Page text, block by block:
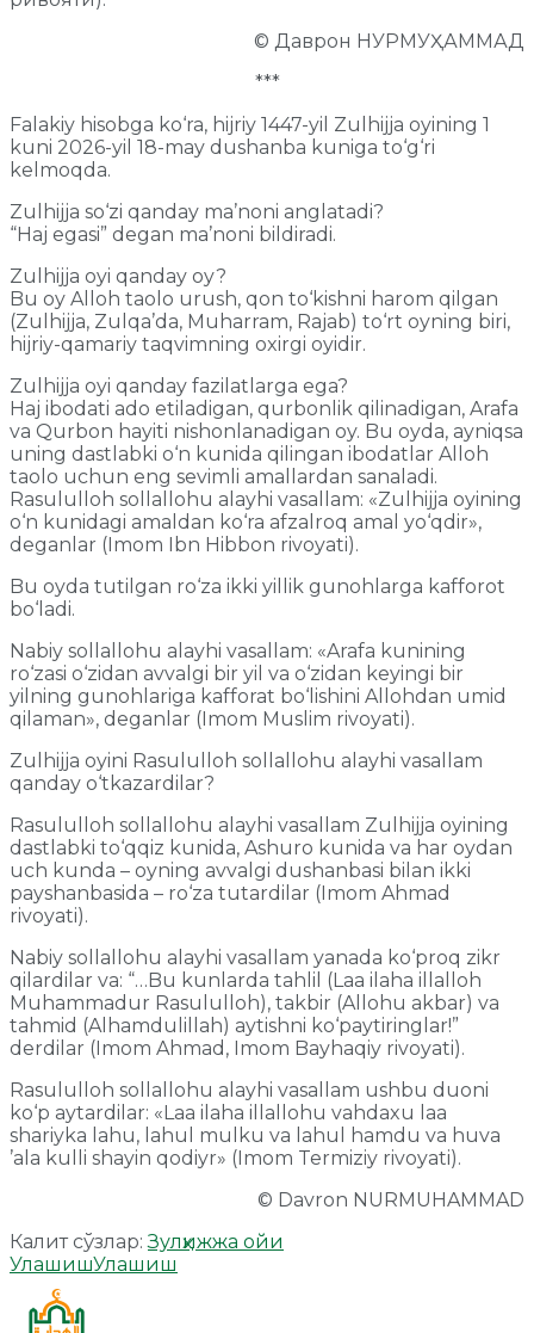
© Даврон НУРМУҲАММАД
***
Falakiy hisobga ko‘ra, hijriy 1447-yil Zulhijja oyining 1
kuni 2026-yil 18-may dushanba kuniga to‘g‘ri
kelmoqda.
Zulhijja so‘zi qanday ma’noni anglatadi?
“Haj egasi” degan ma’noni bildiradi.
Zulhijja oyi qanday oy?
Bu oy Alloh taolo urush, qon to‘kishni harom qilgan
(Zulhijja, Zulqa’da, Muharram, Rajab) to‘rt oyning biri,
hijriy-qamariy taqvimning oxirgi oyidir.
Zulhijja oyi qanday fazilatlarga ega?
Haj ibodati ado etiladigan, qurbonlik qilinadigan, Arafa
va Qurbon hayiti nishonlanadigan oy. Bu oyda, ayniqsa
uning dastlabki o‘n kunida qilingan ibodatlar Alloh
taolo uchun eng sevimli amallardan sanaladi.
Rasululloh sollallohu alayhi vasallam: «Zulhijja oyining
o‘n kunidagi amaldan ko‘ra afzalroq amal yo‘qdir»,
deganlar (Imom Ibn Hibbon rivoyati).
Bu oyda tutilgan ro‘za ikki yillik gunohlarga kafforot
bo‘ladi.
Nabiy sollallohu alayhi vasallam: «Arafa kunining
ro‘zasi o‘zidan avvalgi bir yil va o‘zidan keyingi bir
yilning gunohlariga kafforat bo‘lishini Allohdan umid
qilaman», deganlar (Imom Muslim rivoyati).
Zulhijja oyini Rasululloh sollallohu alayhi vasallam
qanday o‘tkazardilar?
Rasululloh sollallohu alayhi vasallam Zulhijja oyining
dastlabki to‘qqiz kunida, Ashuro kunida va har oydan
uch kunda – oyning avvalgi dushanbasi bilan ikki
payshanbasida – ro‘za tutardilar (Imom Ahmad
rivoyati).
Nabiy sollallohu alayhi vasallam yanada ko‘proq zikr
qilardilar va: “…Bu kunlarda tahlil (Laa ilaha illalloh
Muhammadur Rasululloh), takbir (Allohu akbar) va
tahmid (Alhamdulillah) aytishni ko‘paytiringlar!”
derdilar (Imom Ahmad, Imom Bayhaqiy rivoyati).
Rasululloh sollallohu alayhi vasallam ushbu duoni
ko‘p aytardilar: «Laa ilaha illallohu vahdaxu laa
shariyka lahu, lahul mulku va lahul hamdu va huva
’ala kulli shayin qodiyr» (Imom Termiziy rivoyati).
© Davron NURMUHAMMAD
Калит сўзлар: Зулҳижжа ойи
УлашишУлашиш